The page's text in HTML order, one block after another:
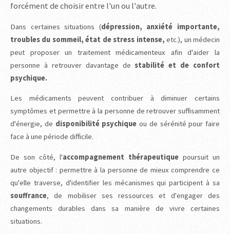
forcément de choisir entre l'un ou l'autre.
Dans certaines situations (dépression, anxiété importante,
troubles du sommeil, état de stress intense, etc.), un médecin
peut proposer un traitement médicamenteux afin d'aider la
personne à retrouver davantage destabilité et de confort
psychique.
Les médicaments peuvent contribuer à diminuer certains
symptômes et permettre à la personne de retrouver suffisamment
d'énergie, de disponibilité psychique ou de sérénité pour faire
face à une période difficile.
De son côté, l'accompagnement thérapeutique poursuit un
autre objectif : permettre à la personne de mieux comprendre ce
qu'elle traverse, d'identifier les mécanismes qui participent à sa
souffrance, de mobiliser ses ressources et d'engager des
changements durables dans sa manière de vivre certaines
situations.